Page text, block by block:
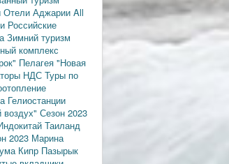
Отели Аджарии All
Российские
Зимний туризм
комплекс
Пелагея "Новая
НДС Туры по
Гелиостанции
воздух" Сезон 2023
Таиланд
2023 Марина
Кипр Пазырык